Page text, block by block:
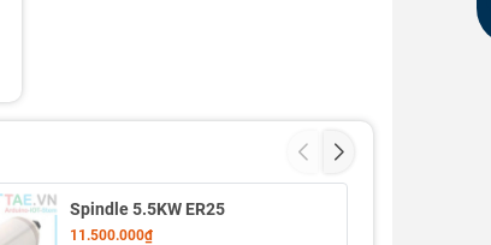
Spindle 5.5KW ER25
11.500.000₫